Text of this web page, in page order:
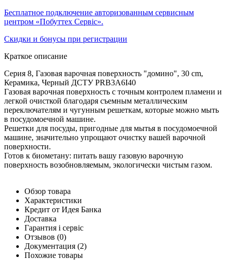
Бесплатное подключение авторизованным сервисным
центром «Побуттех Сервіс».
Скидки и бонусы при регистрации
Краткое описание
Серия 8, Газовая варочная поверхность "домино", 30 cm,
Керамика, Черный ДСТУ PRB3A6I40
Газовая варочная поверхность с точным контролем пламени и
легкой очисткой благодаря съемным металлическим
переключателям и чугунным решеткам, которые можно мыть
в посудомоечной машине.
Решетки для посуды, пригодные для мытья в посудомоечной
машине, значительно упрощают очистку вашей варочной
поверхности.
Готов к биометану: питать вашу газовую варочную
поверхность возобновляемым, экологически чистым газом.
Обзор товара
Характеристики
Кредит от Идея Банка
Доставка
Гарантия і сервіс
Отзывов (0)
Документация (2)
Похожие товары